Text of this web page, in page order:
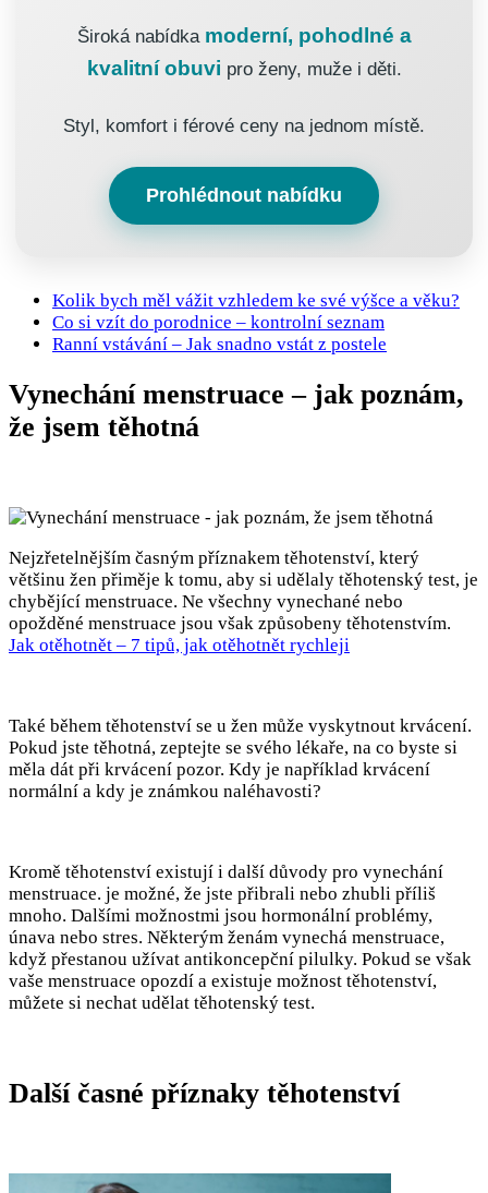
Široká nabídka moderní, pohodlné a
kvalitní obuvi pro ženy, muže i děti.
Styl, komfort i férové ceny na jednom místě.
Prohlédnout nabídku
Kolik bych měl vážit vzhledem ke své výšce a věku?
Co si vzít do porodnice – kontrolní seznam
Ranní vstávání – Jak snadno vstát z postele
Vynechání menstruace – jak poznám,
že jsem těhotná
Nejzřetelnějším časným příznakem těhotenství, který
většinu žen přiměje k tomu, aby si udělaly těhotenský test, je
chybějící menstruace. Ne všechny vynechané nebo
opožděné menstruace jsou však způsobeny těhotenstvím.
Jak otěhotnět – 7 tipů, jak otěhotnět rychleji
Také během těhotenství se u žen může vyskytnout krvácení.
Pokud jste těhotná, zeptejte se svého lékaře, na co byste si
měla dát při krvácení pozor. Kdy je například krvácení
normální a kdy je známkou naléhavosti?
Kromě těhotenství existují i další důvody pro vynechání
menstruace. je možné, že jste přibrali nebo zhubli příliš
mnoho. Dalšími možnostmi jsou hormonální problémy,
únava nebo stres. Některým ženám vynechá menstruace,
když přestanou užívat antikoncepční pilulky. Pokud se však
vaše menstruace opozdí a existuje možnost těhotenství,
můžete si nechat udělat těhotenský test.
Další časné příznaky těhotenství